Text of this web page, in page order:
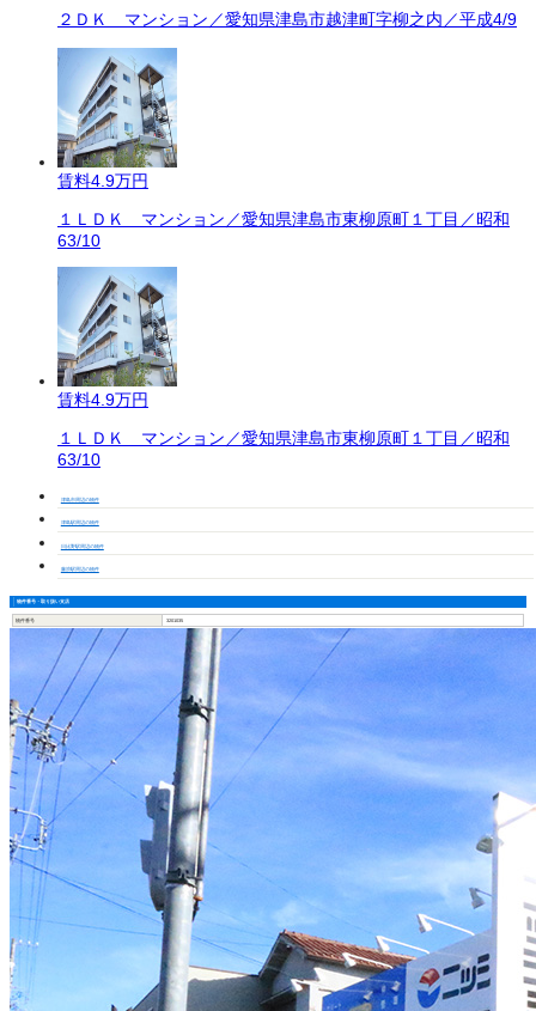
２ＤＫ マンション／愛知県津島市越津町字柳之内／平成4/9
賃料4.9万円
１ＬＤＫ マンション／愛知県津島市東柳原町１丁目／昭和
63/10
賃料4.9万円
１ＬＤＫ マンション／愛知県津島市東柳原町１丁目／昭和
63/10
津島市周辺の物件
津島駅周辺の物件
日比野駅周辺の物件
藤浪駅周辺の物件
物件番号・取り扱い支店
物件番号 3201035